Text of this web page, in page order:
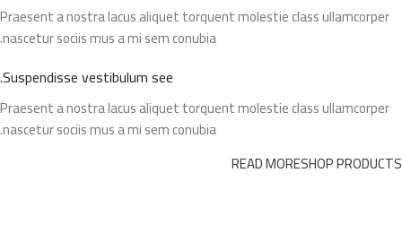
Praesent a nostra lacus aliquet torquent molestie class ullamcorper
nascetur sociis mus a mi sem conubia.
Suspendisse vestibulum see.
Praesent a nostra lacus aliquet torquent molestie class ullamcorper
nascetur sociis mus a mi sem conubia.
SHOP PRODUCTS
READ MORE